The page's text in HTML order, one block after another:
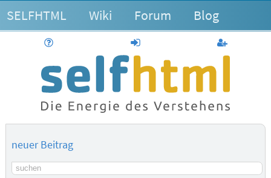
SELFHTML Wiki Forum Blog
anmelden
neuer Beitrag
Suchbegriff